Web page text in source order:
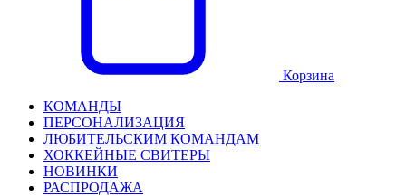
Корзина
КОМАНДЫ
ПЕРСОНАЛИЗАЦИЯ
ЛЮБИТЕЛЬСКИМ КОМАНДАМ
ХОККЕЙНЫЕ СВИТЕРЫ
НОВИНКИ
РАСПРОДАЖА